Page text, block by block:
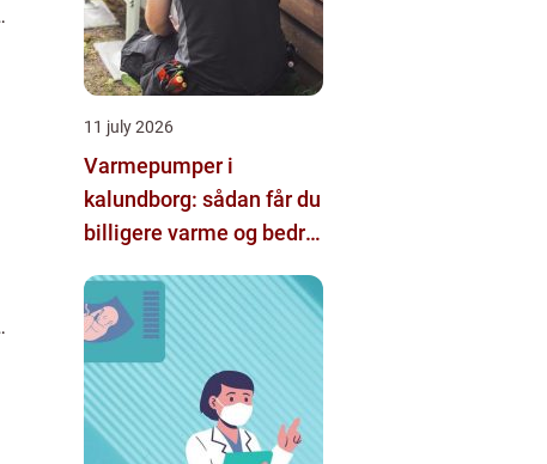
11 july 2026
Varmepumper i
kalundborg: sådan får du
billigere varme og bedre